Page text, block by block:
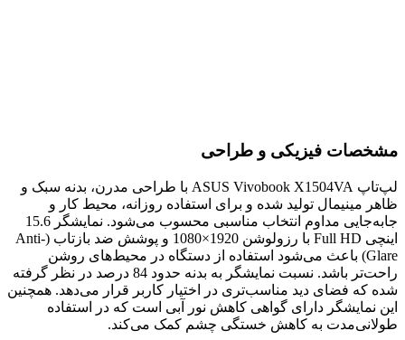
مشخصات فیزیکی و طراحی
لپ‌تاپ ASUS Vivobook X1504VA با طراحی مدرن، بدنه سبک و
ظاهر مینیمال تولید شده و برای استفاده روزانه، محیط کار و
جابه‌جایی مداوم انتخاب مناسبی محسوب می‌شود. نمایشگر 15.6
اینچی Full HD با رزولوشن 1920×1080 و پوشش ضد بازتاب (Anti-
Glare) باعث می‌شود استفاده از دستگاه در محیط‌های روشن
راحت‌تر باشد. نسبت نمایشگر به بدنه حدود 84 درصد در نظر گرفته
شده که فضای دید مناسب‌تری در اختیار کاربر قرار می‌دهد. همچنین
این نمایشگر دارای گواهی کاهش نور آبی است که در استفاده
طولانی‌مدت به کاهش خستگی چشم کمک می‌کند.